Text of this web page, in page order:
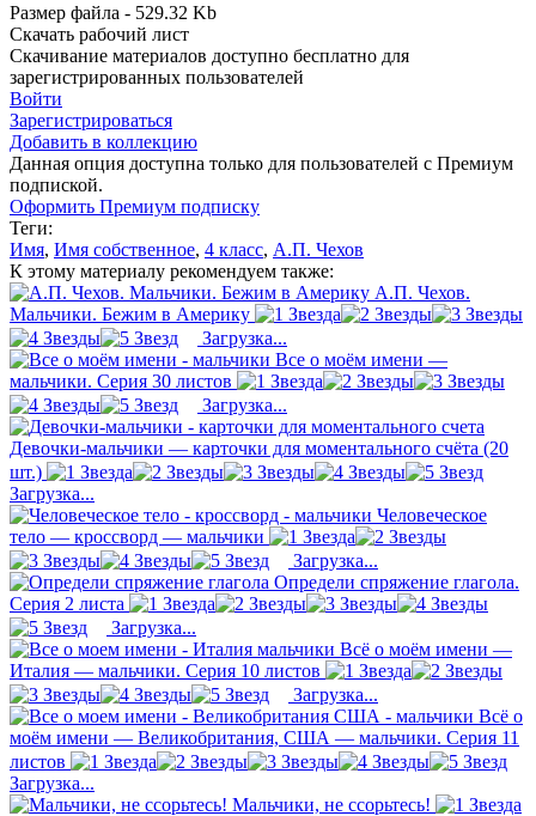
Размер файла - 529.32 Kb
Скачать рабочий лист
Скачивание материалов доступно бесплатно для
зарегистрированных пользователей
Войти
Зарегистрироваться
Добавить в коллекцию
Данная опция доступна только для пользователей с Премиум
подпиской.
Оформить Премиум подписку
Теги:
Имя, Имя собственное, 4 класс, А.П. Чехов
К этому материалу рекомендуем также:
А.П. Чехов.
Мальчики. Бежим в Америку
Загрузка...
Все о моём имени —
мальчики. Серия 30 листов
Загрузка...
Девочки-мальчики — карточки для моментального счёта (20
шт.)
Загрузка...
Человеческое
тело — кроссворд — мальчики
Загрузка...
Определи спряжение глагола.
Серия 2 листа
Загрузка...
Всё о моём имени —
Италия — мальчики. Серия 10 листов
Загрузка...
Всё о
моём имени — Великобритания, США — мальчики. Серия 11
листов
Загрузка...
Мальчики, не ссорьтесь!